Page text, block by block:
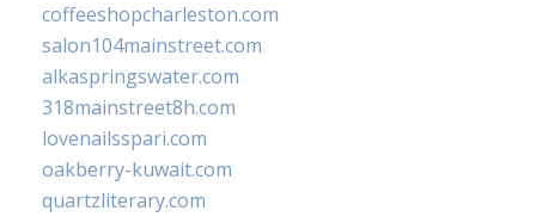
coffeeshopcharleston.com
salon104mainstreet.com
alkaspringswater.com
318mainstreet8h.com
lovenailsspari.com
oakberry-kuwait.com
quartzliterary.com